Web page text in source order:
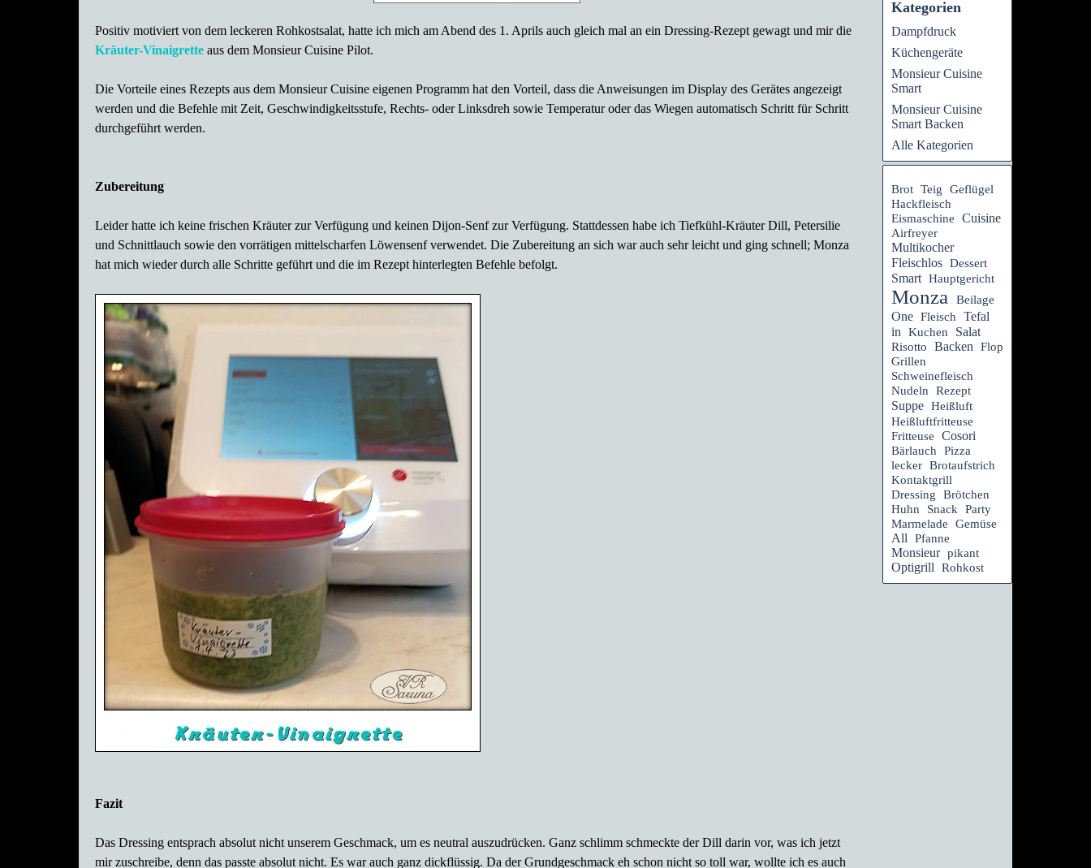
Positiv motiviert von dem leckeren Rohkostsalat, hatte ich mich am Abend des 1. Aprils auch gleich mal an ein Dressing-Rezept gewagt und mir die
Kräuter-Vinaigrette aus dem Monsieur Cuisine Pilot.
Die Vorteile eines Rezepts aus dem Monsieur Cuisine eigenen Programm hat den Vorteil, dass die Anweisungen im Display des Gerätes angezeigt
werden und die Befehle mit Zeit, Geschwindigkeitsstufe, Rechts- oder Linksdreh sowie Temperatur oder das Wiegen automatisch Schritt für Schritt
durchgeführt werden.
Zubereitung
Leider hatte ich keine frischen Kräuter zur Verfügung und keinen Dijon-Senf zur Verfügung. Stattdessen habe ich Tiefkühl-Kräuter Dill, Petersilie
und Schnittlauch sowie den vorrätigen mittelscharfen Löwensenf verwendet. Die Zubereitung an sich war auch sehr leicht und ging schnell; Monza
hat mich wieder durch alle Schritte geführt und die im Rezept hinterlegten Befehle befolgt.
Fazit
Das Dressing entsprach absolut nicht unserem Geschmack, um es neutral auszudrücken. Ganz schlimm schmeckte der Dill darin vor, was ich jetzt
mir zuschreibe, denn das passte absolut nicht. Es war auch ganz dickflüssig. Da der Grundgeschmack eh schon nicht so toll war, wollte ich es auch
Kategorien
Dampfdruck
Küchengeräte
Monsieur Cuisine
Smart
Monsieur Cuisine
Smart Backen
Alle Kategorien
Brot Teig
Geflügel
Hackfleisch
Eismaschine
Cuisine
Airfreyer
Multikocher
Fleischlos Dessert
Smart Hauptgericht
Monza Beilage
One Fleisch Tefal
in Kuchen Salat
Risotto Backen
Flop
Grillen
Schweinefleisch
Nudeln
Rezept
Suppe Heißluft
Heißluftfritteuse
Fritteuse Cosori
Bärlauch
Pizza
lecker Brotaufstrich
Kontaktgrill
Dressing
Brötchen
Huhn
Snack
Party
Marmelade
Gemüse
All Pfanne
Monsieur pikant
Optigrill Rohkost